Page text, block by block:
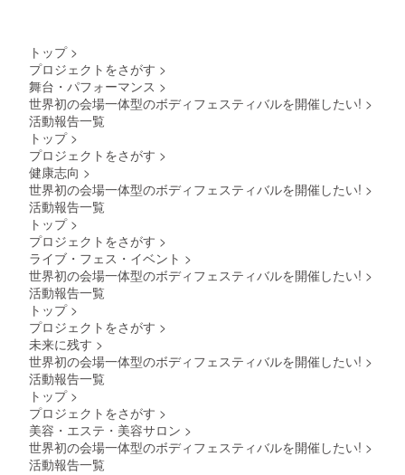
トップ >
プロジェクトをさがす >
舞台・パフォーマンス >
世界初の会場一体型のボディフェスティバルを開催したい! >
活動報告一覧
トップ >
プロジェクトをさがす >
健康志向 >
世界初の会場一体型のボディフェスティバルを開催したい! >
活動報告一覧
トップ >
プロジェクトをさがす >
ライブ・フェス・イベント >
世界初の会場一体型のボディフェスティバルを開催したい! >
活動報告一覧
トップ >
プロジェクトをさがす >
未来に残す >
世界初の会場一体型のボディフェスティバルを開催したい! >
活動報告一覧
トップ >
プロジェクトをさがす >
美容・エステ・美容サロン >
世界初の会場一体型のボディフェスティバルを開催したい! >
活動報告一覧